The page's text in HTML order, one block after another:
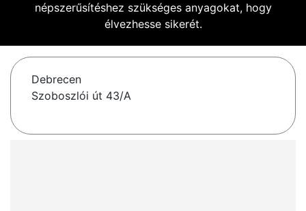
népszerűsítéshez szükséges anyagokat, hogy
élvezhesse sikerét.
Debrecen
Szoboszlói út 43/A